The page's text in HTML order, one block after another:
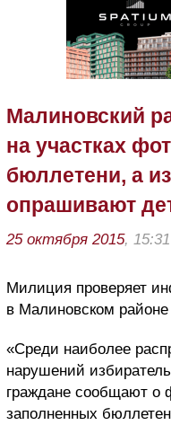
Малиновский
на участках
бюллетени, а
опрашивают
25 октября 2015, 15:31
Милиция проверяет
в Малиновском
«Среди наиболее
нарушений
граждане сообщают о
заполненных